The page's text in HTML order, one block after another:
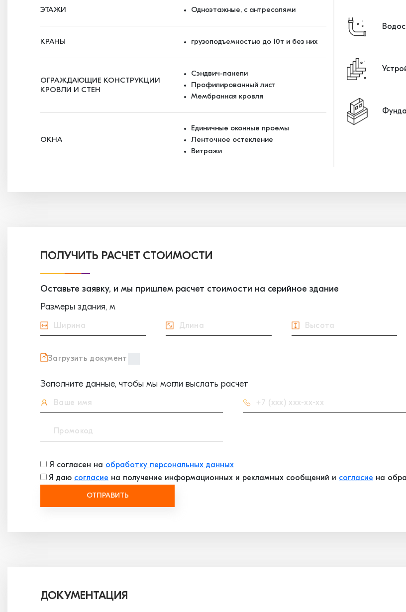
ЭТАЖИ Одноэтажные, с антресолями
КРАНЫ грузоподъемностью до 10т и без них
ОГРАЖДАЮЩИЕ КОНСТРУКЦИИ
КРОВЛИ И СТЕН
Сэндвич-панели
Профилированный лист
Мембранная кровля
ОКНА
Единичные оконные проемы
Ленточное остекление
Витражи
ПОЛУЧИТЬ РАСЧЕТ СТОИМОСТИ
Оставьте заявку, и мы пришлем расчет стоимости на серийное здание
Размеры здания, м
Загрузить документ
Заполните данные, чтобы мы могли выслать расчет
Я согласен на обработку персональных данных
Я даю согласие на получение информационных и рекламных сообщений и согласие на
ОТПРАВИТЬ
ДОКУМЕНТАЦИЯ